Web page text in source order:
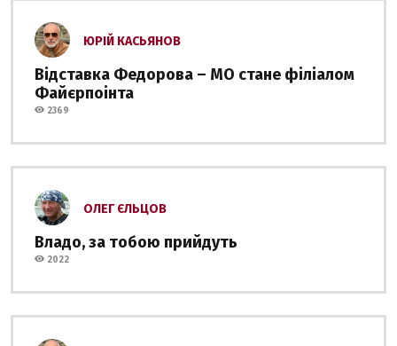
ЮРІЙ КАСЬЯНОВ
Відставка Федорова – МО стане філіалом
Файєрпоінта
2369
ОЛЕГ ЄЛЬЦОВ
Владо, за тобою прийдуть
2022